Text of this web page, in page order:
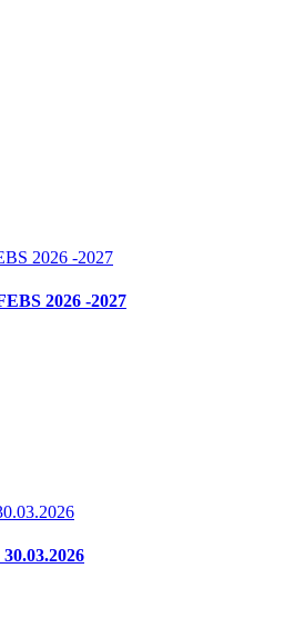
2026 -2027
2026 -2027